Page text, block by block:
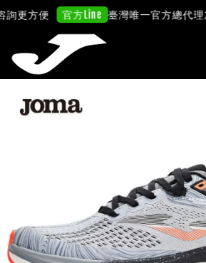
更方便 官方Line 臺灣唯一官方總代理加